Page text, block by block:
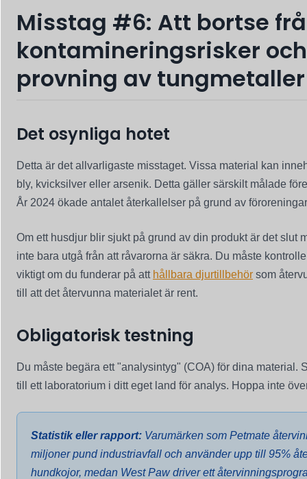
Misstag #6: Att bortse
kontamineringsrisker
provning av tungmetaller
Det osynliga hotet
Detta är det allvarligaste misstaget. Vissa material kan
bly, kvicksilver eller arsenik. Detta gäller särskilt målade
År 2024 ökade antalet återkallelser på grund av
Om ett husdjur blir sjukt på grund av din produkt är det slut
inte bara utgå från att råvarorna är säkra. Du måste
viktigt om du funderar på att hållbara djurtillbehör som
till att det återvunna materialet är rent.
Obligatorisk testning
Du måste begära ett "analysintyg" (COA) för dina material.
till ett laboratorium i ditt eget land för analys. Hoppa inte
Statistik eller rapport: Varumärken som Petmate
miljoner pund industriavfall och använder upp till 95%
hundkojor, medan West Paw driver ett